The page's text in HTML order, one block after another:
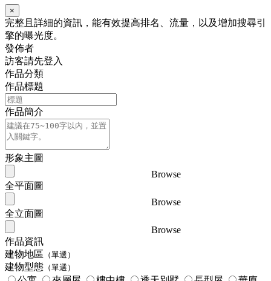
×
完整且詳細的資訊，能有效提高排名、流量，以及增加搜尋引
擎的曝光度。
發佈者
訪客請先登入
作品分類
作品標題
作品簡介
形象主圖
Browse
全平面圖
Browse
全立面圖
Browse
作品資訊
建物地區 （單選）
建物型態 （單選）